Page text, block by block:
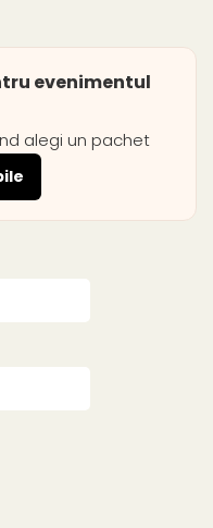
evenimentul
alegi un pachet